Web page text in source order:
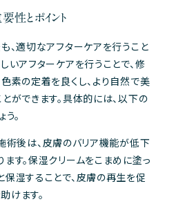
性とポイント
、適切なアフターケアを行うこと
いアフターケアを行うことで、修
素の定着を良くし、より自然で美
ができます。具体的には、以下の
。
術後は、皮膚のバリア機能が低下
ます。保湿クリームをこまめに塗っ
保湿することで、皮膚の再生を促
けます。